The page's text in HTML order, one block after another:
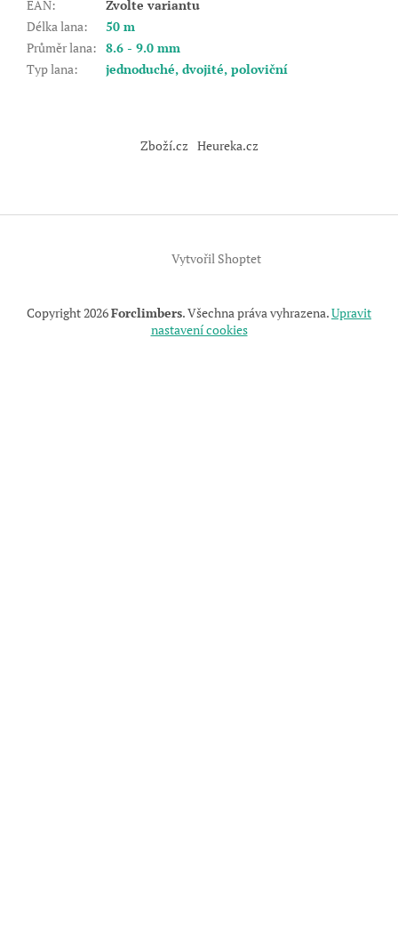
EAN:
Zvolte variantu
Délka lana:
50 m
Průměr lana: 8.6 - 9.0 mm
Typ lana: jednoduché, dvojité, poloviční
í
Zboží.cz Heureka.cz
Vytvořil Shoptet
Copyright 2026Forclimbers. Všechna práva vyhrazena.Upravit
nastavení cookies